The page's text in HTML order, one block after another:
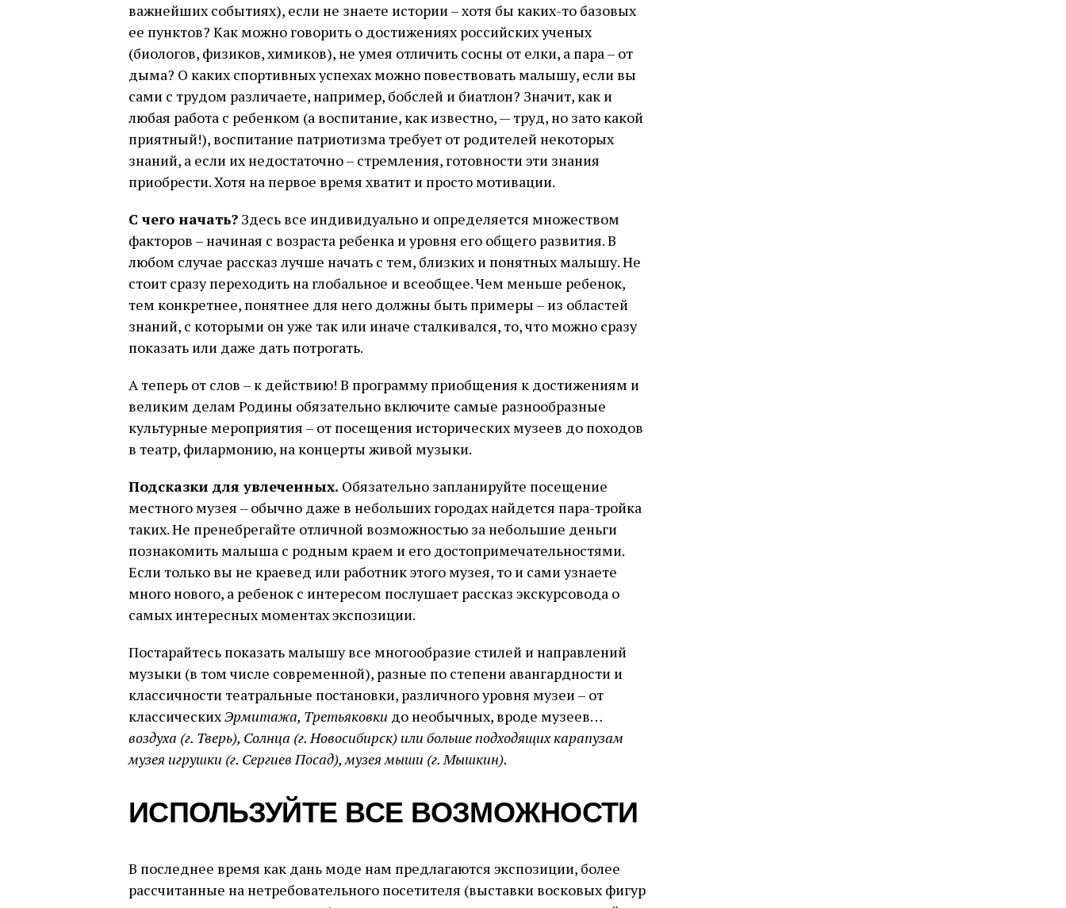
важнейших событиях), если не знаете истории – хотя бы каких-то базовых
ее пунктов? Как можно говорить о достижениях российских ученых
(биологов, физиков, химиков), не умея отличить сосны от елки, а пара – от
дыма? О каких спортивных успехах можно повествовать малышу, если вы
сами с трудом различаете, например, бобслей и биатлон? Значит, как и
любая работа с ребенком (а воспитание, как известно, — труд, но зато какой
приятный!), воспитание патриотизма требует от родителей некоторых
знаний, а если их недостаточно – стремления, готовности эти знания
приобрести. Хотя на первое время хватит и просто мотивации.
С чего начать? Здесь все индивидуально и определяется множеством
факторов – начиная с возраста ребенка и уровня его общего развития. В
любом случае рассказ лучше начать с тем, близких и понятных малышу. Не
стоит сразу переходить на глобальное и всеобщее. Чем меньше ребенок,
тем конкретнее, понятнее для него должны быть примеры – из областей
знаний, с которыми он уже так или иначе сталкивался, то, что можно сразу
показать или даже дать потрогать.
А теперь от слов – к действию! В программу приобщения к достижениям и
великим делам Родины обязательно включите самые разнообразные
культурные мероприятия – от посещения исторических музеев до походов
в театр, филармонию, на концерты живой музыки.
Подсказки для увлеченных. Обязательно запланируйте посещение
местного музея – обычно даже в небольших городах найдется пара-тройка
таких. Не пренебрегайте отличной возможностью за небольшие деньги
познакомить малыша с родным краем и его достопримечательностями.
Если только вы не краевед или работник этого музея, то и сами узнаете
много нового, а ребенок с интересом послушает рассказ экскурсовода о
самых интересных моментах экспозиции.
Постарайтесь показать малышу все многообразие стилей и направлений
музыки (в том числе современной), разные по степени авангардности и
классичности театральные постановки, различного уровня музеи – от
классическихЭрмитажа, Третьяковки до необычных, вроде музеев…
воздуха (г. Тверь), Солнца (г. Новосибирск) или больше подходящих карапузам
музея игрушки (г. Сергиев Посад), музея мыши (г. Мышкин).
ИСПОЛЬЗУЙТЕ ВСЕ ВОЗМОЖНОСТИ
В последнее время как дань моде нам предлагаются экспозиции, более
рассчитанные на нетребовательного посетителя (выставки восковых фигур